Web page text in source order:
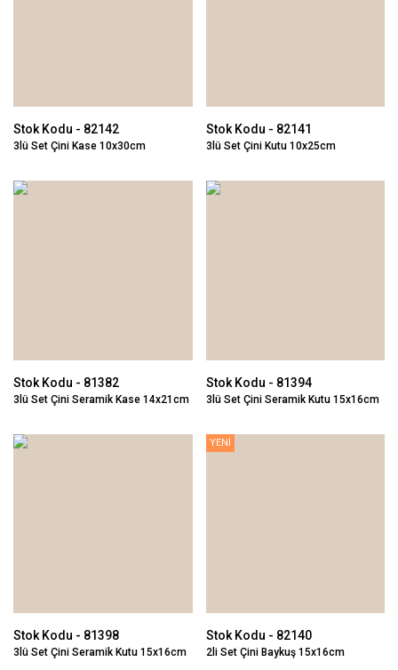
Stok Kodu - 82142
3lü Set Çini Kase 10x30cm
Stok Kodu - 82141
3lü Set Çini Kutu 10x25cm
Stok Kodu - 81382
3lü Set Çini Seramik Kase 14x21cm
Stok Kodu - 81394
3lü Set Çini Seramik Kutu 15x16cm
Stok Kodu - 81398
3lü Set Çini Seramik Kutu 15x16cm
YENİ
Stok Kodu - 82140
2li Set Çini Baykuş 15x16cm